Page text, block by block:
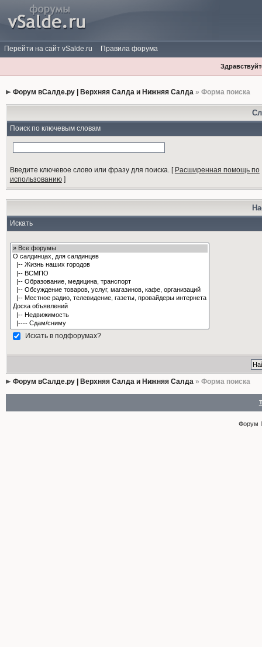
Перейти на сайт vSalde.ru Правила форума
Форум вСалде.ру | Верхняя Салда и Нижняя Салда» Форма поиска
Поиск по ключевым словам
Введите ключевое слово или фразу для поиска.[ Расширенная помощь по
использованию]
Искать
Искать в подфорумах?
Форум вСалде.ру | Верхняя Салда и Нижняя Салда» Форма поиска
Форум